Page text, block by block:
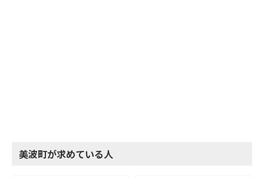
美波町が求めている人